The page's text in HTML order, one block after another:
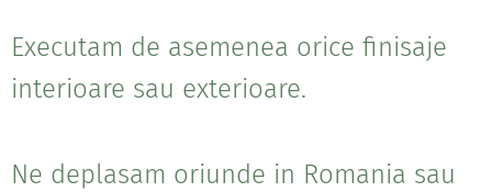
Executam de asemenea orice finisaje
interioare sau exterioare.
Ne deplasam oriunde in Romania sau